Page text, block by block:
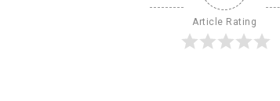
Article Rating